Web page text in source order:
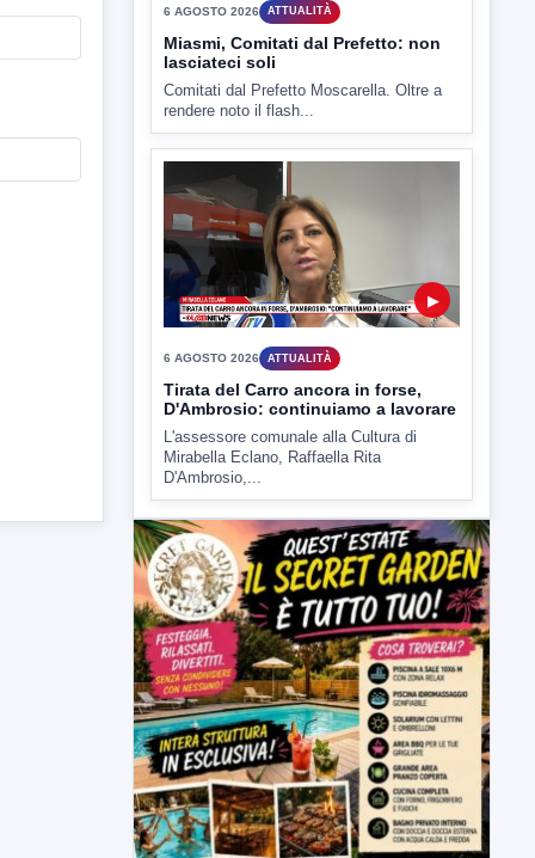
Comitati dal Prefetto Moscarella. Oltre a
rendere noto il flash...
6 AGOSTO 2026 ATTUALITÀ
Tirata del Carro ancora in forse,
D'Ambrosio: continuiamo a lavorare
L'assessore comunale alla Cultura di
Mirabella Eclano, Raffaella Rita
D'Ambrosio,...